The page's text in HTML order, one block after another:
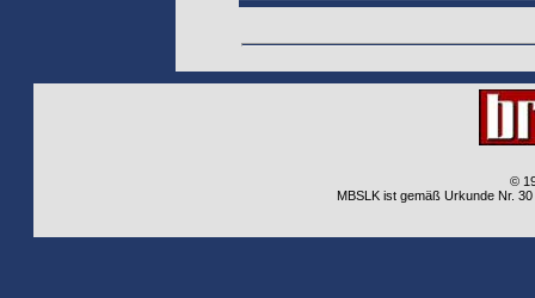
©
MBSLK ist gemäß Urkunde Nr.